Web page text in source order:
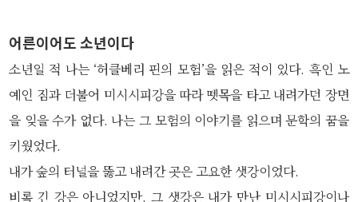
어른이어도 소년이다
소년일 적 나는 ‘허클베리 핀의 모험’을 읽은 적이 있다. 흑인 노
예인 짐과 더불어 미시시피강을 따라 뗏목을 타고 내려가던 장면
을 잊을 수가 없다. 나는 그 모험의 이야기를 읽으며 문학의 꿈을
키웠었다.
내가 숲의 터널을 뚫고 내려간 곳은 고요한 샛강이었다.
비록 긴 강은 아니었지만, 그 샛강은 내가 만난 미시시피강이나